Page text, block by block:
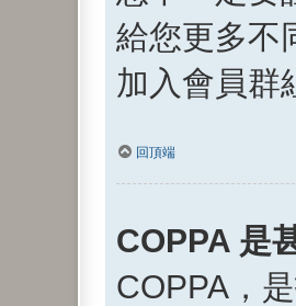
給您更多不
加入會員群
回頂端
COPPA 是
COPPA，